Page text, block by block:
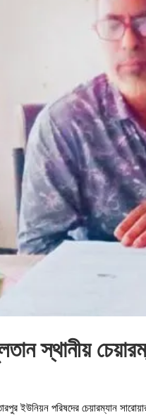
স্থানীয়
ইউনিয়ন পরিষদের চেয়ারম্যান